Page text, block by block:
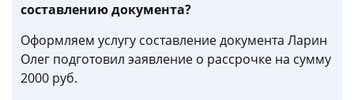
составлению документа?
Оформляем услугу составление документа Ларин
Олег подготовил эаявление о рассрочке на сумму
2000 руб.